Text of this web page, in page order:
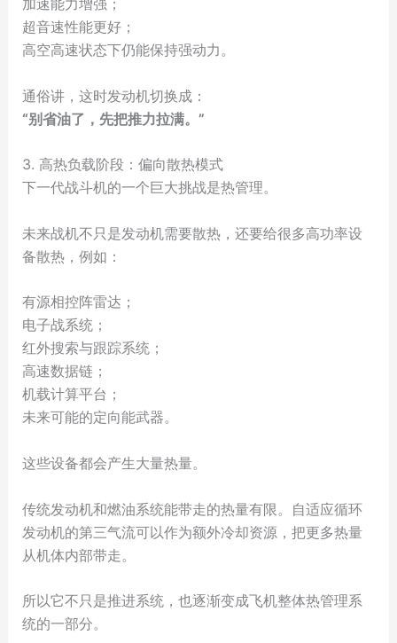
加速能力增强；
超音速性能更好；
高空高速状态下仍能保持强动力。
通俗讲，这时发动机切换成：
“别省油了，先把推力拉满。”
3. 高热负载阶段：偏向散热模式
下一代战斗机的一个巨大挑战是热管理。
未来战机不只是发动机需要散热，还要给很多高功率设
备散热，例如：
有源相控阵雷达；
电子战系统；
红外搜索与跟踪系统；
高速数据链；
机载计算平台；
未来可能的定向能武器。
这些设备都会产生大量热量。
传统发动机和燃油系统能带走的热量有限。自适应循环
发动机的第三气流可以作为额外冷却资源，把更多热量
从机体内部带走。
所以它不只是推进系统，也逐渐变成飞机整体热管理系
统的一部分。